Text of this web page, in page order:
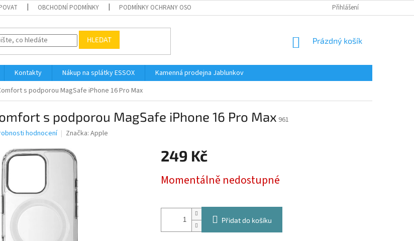
OBCHODNÍ PODMÍNKY PODMÍNKY OCHRANY OSOBNÍCH ÚDAJŮ Přihlášení
HLEDAT
NÁKUPNÍ
Prázdný košík
Kontakty Nákup na splátky ESSOX
Kamenná prodejna Jablunkov
s podporou MagSafe iPhone 16 Pro Max
s podporou MagSafe iPhone 16 Pro Max 961
hodnocení Značka: Apple
249 Kč
cena:
Momentálně nedostupné
Přidat do košíku